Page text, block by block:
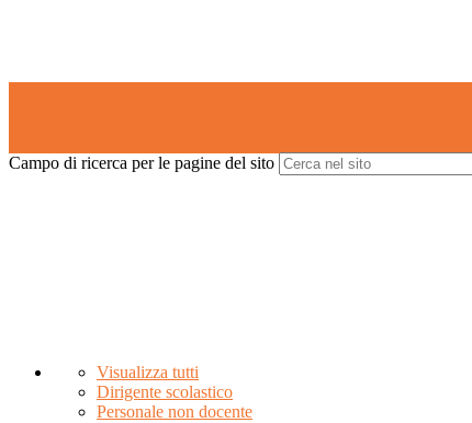
Campo di ricerca per le pagine del sito
Visualizza tutti
Dirigente scolastico
Personale non docente